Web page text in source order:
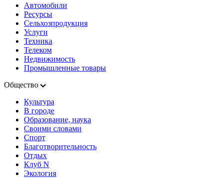
Автомобили
Ресурсы
Сельхозпродукция
Услуги
Техника
Телеком
Недвижимость
Промышленные товары
Общество
Культура
В городе
Образование, наука
Своими словами
Спорт
Благотворительность
Отдых
Клуб N
Экология